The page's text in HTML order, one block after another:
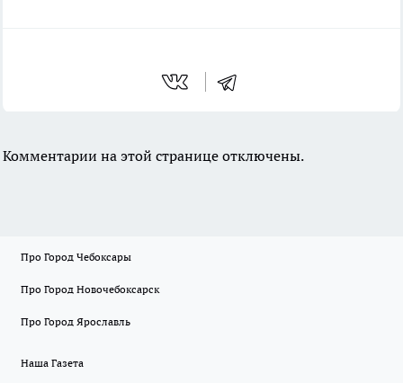
Комментарии на этой странице отключены.
Про Город Чебоксары
Про Город Новочебоксарск
Про Город Ярославль
Наша Газета